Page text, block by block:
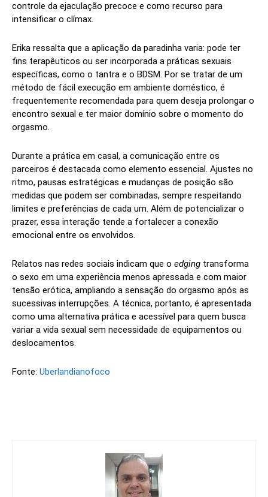
controle da ejaculação precoce e como recurso para
intensificar o clímax.
Erika ressalta que a aplicação da paradinha varia: pode ter
fins terapêuticos ou ser incorporada a práticas sexuais
específicas, como o tantra e o BDSM. Por se tratar de um
método de fácil execução em ambiente doméstico, é
frequentemente recomendada para quem deseja prolongar o
encontro sexual e ter maior domínio sobre o momento do
orgasmo.
Durante a prática em casal, a comunicação entre os
parceiros é destacada como elemento essencial. Ajustes no
ritmo, pausas estratégicas e mudanças de posição são
medidas que podem ser combinadas, sempre respeitando
limites e preferências de cada um. Além de potencializar o
prazer, essa interação tende a fortalecer a conexão
emocional entre os envolvidos.
Relatos nas redes sociais indicam que o edging transforma
o sexo em uma experiência menos apressada e com maior
tensão erótica, ampliando a sensação do orgasmo após as
sucessivas interrupções. A técnica, portanto, é apresentada
como uma alternativa prática e acessível para quem busca
variar a vida sexual sem necessidade de equipamentos ou
deslocamentos.
Fonte: Uberlandianofoco